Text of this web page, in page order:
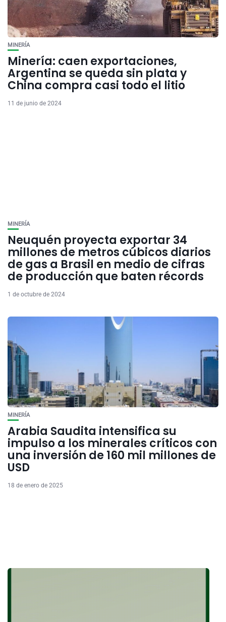
MINERÍA
Minería: caen exportaciones,
Argentina se queda sin plata y
China compra casi todo el litio
11 de junio de 2024
MINERÍA
Neuquén proyecta exportar 34
millones de metros cúbicos diarios
de gas a Brasil en medio de cifras
de producción que baten récords
1 de octubre de 2024
MINERÍA
Arabia Saudita intensifica su
impulso a los minerales críticos con
una inversión de 160 mil millones de
USD
18 de enero de 2025